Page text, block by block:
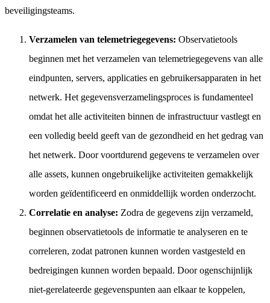
beveiligingsteams.
Verzamelen van telemetriegegevens: Observatietools
beginnen met het verzamelen van telemetriegegevens van alle
eindpunten, servers, applicaties en gebruikersapparaten in het
netwerk. Het gegevensverzamelingsproces is fundamenteel
omdat het alle activiteiten binnen de infrastructuur vastlegt en
een volledig beeld geeft van de gezondheid en het gedrag van
het netwerk. Door voortdurend gegevens te verzamelen over
alle assets, kunnen ongebruikelijke activiteiten gemakkelijk
worden geïdentificeerd en onmiddellijk worden onderzocht.
Correlatie en analyse: Zodra de gegevens zijn verzameld,
beginnen observatietools de informatie te analyseren en te
correleren, zodat patronen kunnen worden vastgesteld en
bedreigingen kunnen worden bepaald. Door ogenschijnlijk
niet-gerelateerde gegevenspunten aan elkaar te koppelen,